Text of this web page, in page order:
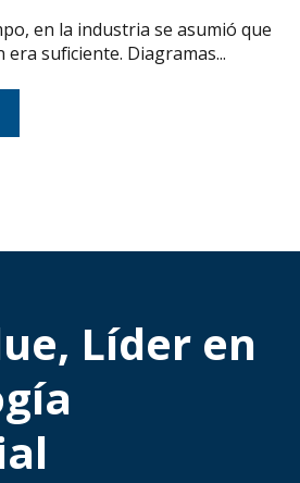
en la industria se asumió que
suficiente. Diagramas...
Líder en